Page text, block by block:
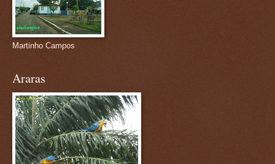
Martinho Campos
Araras